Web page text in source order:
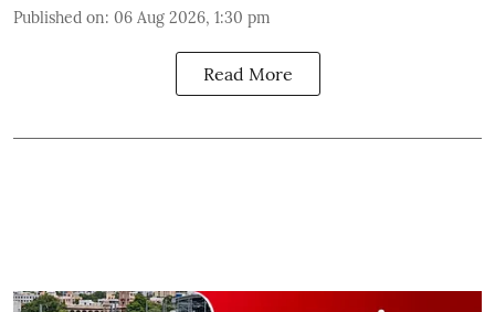
Published on: 06 Aug 2026, 1:30 pm
Read More